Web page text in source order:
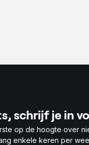
schrijf je in
op de hoogte over
enkele keren per